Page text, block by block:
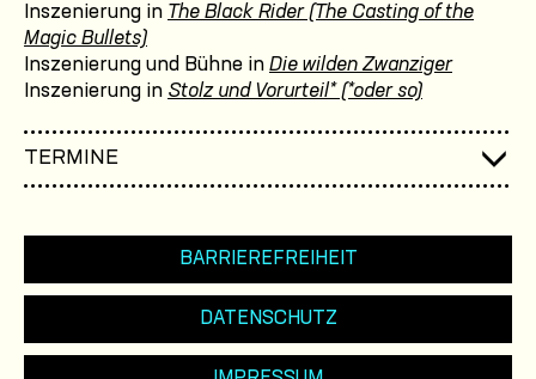
Inszenierung in The Black Rider (The Casting of the
Magic Bullets)
Inszenierung und Bühne in Die wilden Zwanziger
Inszenierung in Stolz und Vorurteil* (*oder so)
TERMINE
BARRIEREFREIHEIT
DATENSCHUTZ